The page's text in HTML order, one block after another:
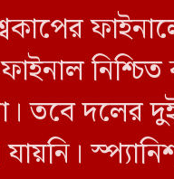
ফাইনাল
তবে দলের